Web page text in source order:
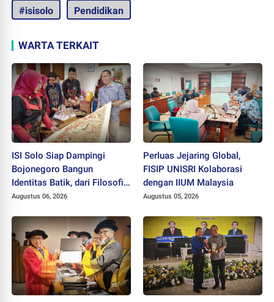
#isisolo Pendidikan
WARTA TERKAIT
ISI Solo Siap Dampingi
Bojonegoro Bangun
Identitas Batik, dari Filosofi
hingga HAKI
Augustus 06, 2026
Perluas Jejaring Global,
FISIP UNISRI Kolaborasi
dengan IIUM Malaysia
Augustus 05, 2026